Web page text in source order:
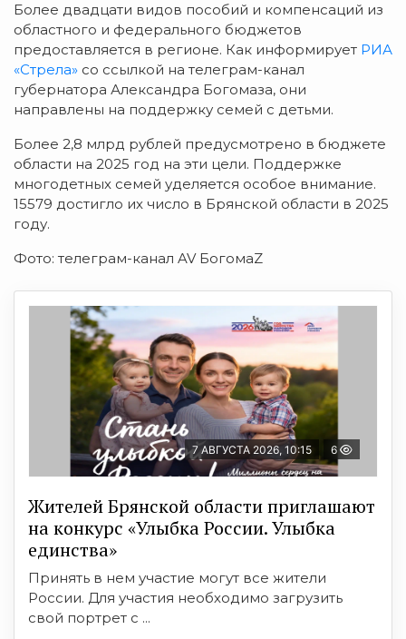
Более двадцати видов пособий и компенсаций из
областного и федерального бюджетов
предоставляется в регионе. Как информирует РИА
«Стрела» со ссылкой на телеграм-канал
губернатора Александра Богомаза, они
направлены на поддержку семей с детьми.
Более 2,8 млрд рублей предусмотрено в бюджете
области на 2025 год на эти цели. Поддержке
многодетных семей уделяется особое внимание.
15579 достигло их число в Брянской области в 2025
году.
Фото: телеграм-канал AV БогомаZ
7 АВГУСТА 2026, 10:15 6
Жителей Брянской области приглашают
на конкурс «Улыбка России. Улыбка
единства»
Принять в нем участие могут все жители
России. Для участия необходимо загрузить
свой портрет с ...